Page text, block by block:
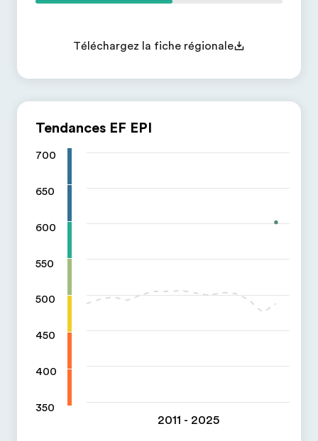
Téléchargez la fiche régionale
Tendances EF EPI
700
650
600
550
500
450
400
350
2011 - 2025